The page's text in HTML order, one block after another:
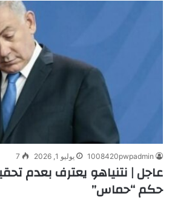
1008420pwpadmin يوليو 1, 2026 7
عاجل | نتنياهو يعترف بعدم
حكم “حماس”